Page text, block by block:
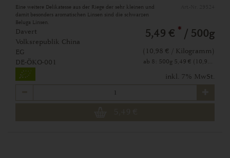
Eine weitere Delikatesse aus der Riege der sehr kleinen und
damit besonders aromatischen Linsen sind die schwarzen
Beluga Linsen.
Davert
Volksrepublik China
EG
DE-ÖKO-001
5,49 € * / 500g
(10,98 € / Kilogramm)
ab 8: 500g 5,49 € (10,98 € / Kilogramm)
inkl. 7% MwSt.